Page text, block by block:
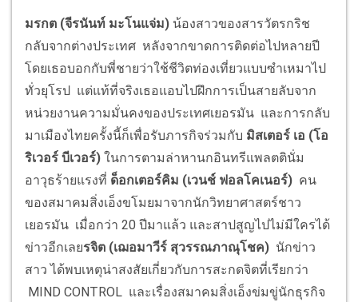
มรกต (จีรนันท์ มะโนแจ่ม) น้องสาวของสารวัตรกริช
กลับจากต่างประเทศ หลังจากขาดการติดต่อไปหลายปี
โดยเธอบอกกับพี่ชายว่าใช้ชีวิตท่องเที่ยวแบบซำเหมาไป
ทั่วยุโรป แต่แท้ที่จริงเธอแอบไปฝึกการเป็นสายลับจาก
หน่วยงานความมั่นคงของประเทศเยอรมัน และการกลับ
มาเมืองไทยครั้งนี้ก็เพื่อรับภารกิจร่วมกับ มิสเตอร์ เอ (โอ
ริเวอร์ บีเวอร์) ในการตามล่าหานกอินทรีแพลตตินั่ม
อาวุธร้ายแรงที่ ด็อกเตอร์คิม (เวนช์ ฟอลโคเนอร์) คน
ของสมาคมสิ่งเอ็งขโมยมาจากนักวิทยาศาสตร์ชาว
เยอรมัน เมื่อกว่า 20 ปีมาแล้ว และสาปสูญไปไม่มีใครได้
ข่าวอีกเลยรจิต (เฌอมาวีร์ สุวรรณภาณุโชค) นักข่าว
สาว ได้พบเหตุน่าสงสัยเกี่ยวกับการสะกดจิตที่เรียกว่า
MIND CONTROL และเรื่องสมาคมสิ่งเอ็งข่มขู่นักธุรกิจ